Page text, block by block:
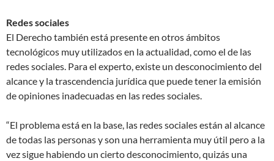
Redes sociales
El Derecho también está presente en otros ámbitos
tecnológicos muy utilizados en la actualidad, como el de las
redes sociales. Para el experto, existe un desconocimiento del
alcance y la trascendencia jurídica que puede tener la emisión
de opiniones inadecuadas en las redes sociales.
“El problema está en la base, las redes sociales están al alcance
de todas las personas y son una herramienta muy útil pero a la
vez sigue habiendo un cierto desconocimiento, quizás una